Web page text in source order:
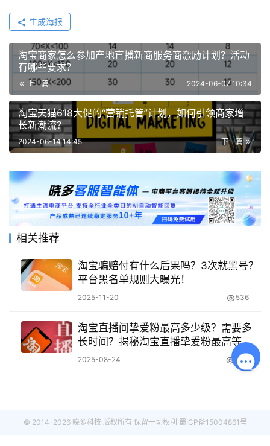
生成海报
淘宝商家怎么参加产地直播新商服务商激励计划？活动
有哪些要求？
上一篇 2024-06-07 10:34
淘宝天猫618大促的“营销托管”计划，如何引领商家增
长新潮流？
下一篇
2024-06-14 14:45
相关推荐
淘宝骗赔付有什么后果吗？3次就黑号？
平台黑名单规则大曝光！
2025-11-20 536
淘宝直播间挚爱粉最高多少级？需要多
长时间？揭秘淘宝直播挚爱粉最高等
级！3步冲刺攻略，最快90天解锁顶级
2025-08-24 1.2K
© 2014-2026 晓多科技 版权所有 保留一切权利 蜀ICP备15004861号